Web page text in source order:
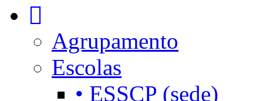
Agrupamento
Escolas
• ESSCP (sede)